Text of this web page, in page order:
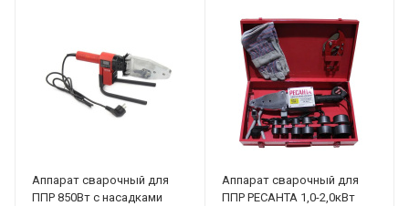
Аппарат сварочный для
ППР 850Вт с насадками
Аппарат сварочный для
ППР РЕСАНТА 1,0-2,0кВт